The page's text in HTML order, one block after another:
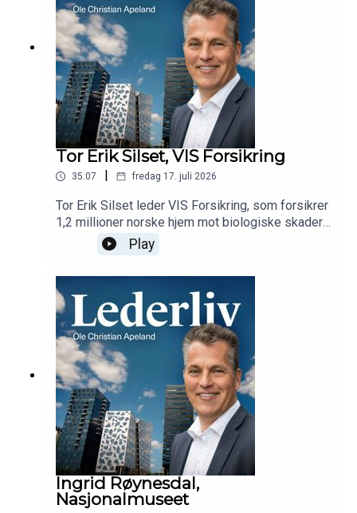
Tor Erik Silset, VIS Forsikring
35:07 fredag 17. juli 2026
Tor Erik Silset leder VIS Forsikring, som forsikrer
1,2 millioner norske hjem mot biologiske skader
og skadedyr. Han forteller om en lang karriere i
forsikringsbransjen, hva klimaendringene betyr
for råte og skadedyr, ny teknologi, et nytt tilbud
og et helt nødvendig navneskifte.
Play
Ingrid Røynesdal,
Nasjonalmuseet